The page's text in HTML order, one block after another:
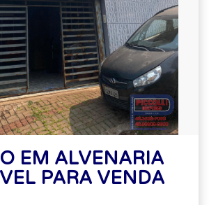
EM ALVENARIA
PARA VENDA